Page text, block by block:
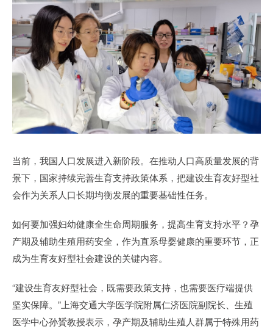
当前，我国人口发展进入新阶段。在推动人口高质量发展的背
景下，国家持续完善生育支持政策体系，把建设生育友好型社
会作为关系人口长期均衡发展的重要基础性任务。
如何要加强妇幼健康全生命周期服务，提高生育支持水平？孕
产期及辅助生殖用药安全，作为直系母婴健康的重要环节，正
成为生育友好型社会建设的关键内容。
“建设生育友好型社会，既需要政策支持，也需要医疗端提供
坚实保障。”上海交通大学医学院附属仁济医院副院长、生殖
医学中心孙贇教授表示，孕产期及辅助生殖人群属于特殊用药